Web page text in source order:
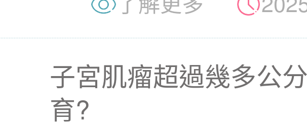
子宮肌瘤超過幾多公
育?